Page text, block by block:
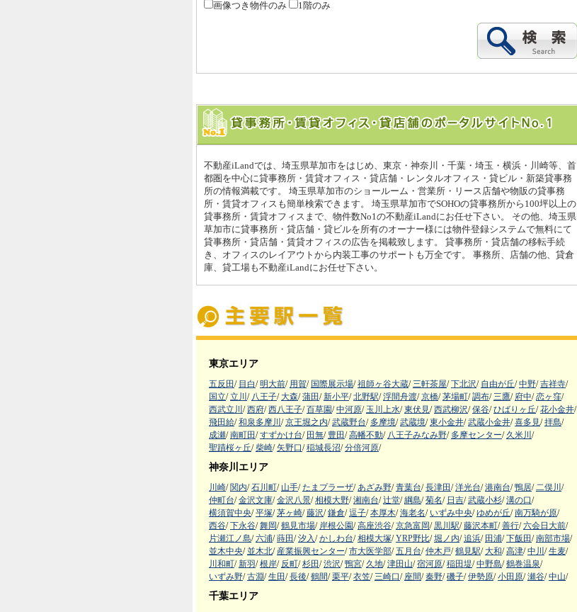
画像つき物件のみ 1階のみ
不動産iLandでは、埼玉県草加市をはじめ、東京・神奈川・千葉・埼玉・横浜・川崎等、首
都圏を中心に貸事務所・賃貸オフィス・貸店舗・レンタルオフィス・貸ビル・新築貸事務
所の情報満載です。 埼玉県草加市のショールーム・営業所・リース店舗や物販の貸事務
所・賃貸オフィスも簡単検索できます。 埼玉県草加市でSOHOの貸事務所から100坪以上の
貸事務所・賃貸オフィスまで、物件数No1の不動産iLandにお任せ下さい。 その他、埼玉県
草加市に貸事務所・貸店舗・貸ビルを所有のオーナー様には物件登録システムで無料にて
貸事務所・貸店舗・賃貸オフィスの広告を掲載致します。 貸事務所・貸店舗の移転手続
き、オフィスのレイアウトから内装工事のサポートも万全です。 事務所、店舗の他、貸倉
庫、貸工場も不動産iLandにお任せ下さい。
東京エリア
五反田/ 目白/ 明大前/ 用賀/ 国際展示場/ 祖師ヶ谷大蔵/ 三軒茶屋/ 下北沢/ 自由が丘/ 中野/ 吉祥寺/
国立/ 立川 / 八王子/ 大森/ 蒲田/ 新小平/ 北野駅/ 浮間舟渡/ 京橋/ 茅場町/ 調布/ 三鷹/ 府中/ 恋ヶ窪/
西武立川 / 西府/ 西八王子/ 百草園/ 中河原/ 玉川上水/ 東伏見/ 西武柳沢/ 保谷/ ひばりヶ丘/ 花小金井/
飛田給/ 和泉多摩川 / 京王堀之内/ 武蔵野台/ 多摩境/ 武蔵境/ 東小金井/ 武蔵小金井/ 喜多見/ 拝島/
成瀬/ 南町田/ すずかけ台/ 田無/ 豊田/ 高幡不動/ 八王子みなみ野/ 多摩センター/ 久米川 /
聖蹟桜ヶ丘/ 柴崎/ 矢野口/ 稲城長沼/ 分倍河原/
神奈川エリア
川崎/ 関内/ 石川町/ 山手/ たまプラーザ/ あざみ野/ 青葉台/ 長津田/ 洋光台/ 港南台/ 鴨居/ 二俣川 /
仲町台/ 金沢文庫/ 金沢八景/ 相模大野/ 湘南台/ 辻堂/ 綱島/ 菊名/ 日吉/ 武蔵小杉/ 溝の口/
横須賀中央/ 平塚/ 茅ヶ崎/ 藤沢/ 鎌倉/ 逗子/ 本厚木/ 海老名/ いずみ中央/ ゆめが丘/ 南万騎が原/
西谷/ 下永谷/ 舞岡/ 鶴見市場/ 岸根公園/ 高座渋谷/ 京急富岡/ 黒川駅/ 藤沢本町/ 善行/ 六会日大前/
片瀬江ノ島/ 六浦/ 蒔田/ 汐入/ かしわ台/ 相模大塚/ YRP野比/ 堀ノ内/ 追浜/ 田浦/ 下飯田/ 南部市場/
並木中央/ 並木北/ 産業振興センター/ 市大医学部/ 五月台/ 仲木戸/ 鶴見駅/ 大和/ 高津/ 中川 / 生麦/
川和町/ 新羽/ 根岸/ 反町/ 杉田/ 渋沢/ 鴨宮/ 久地/ 津田山/ 宿河原/ 稲田堤/ 中野島/ 鶴巻温泉/
いずみ野/ 古淵/ 生田/ 長後/ 鶴間/ 栗平/ 衣笠/ 三崎口/ 座間/ 秦野/ 磯子/ 伊勢原/ 小田原/ 瀬谷/ 中山/
千葉エリア